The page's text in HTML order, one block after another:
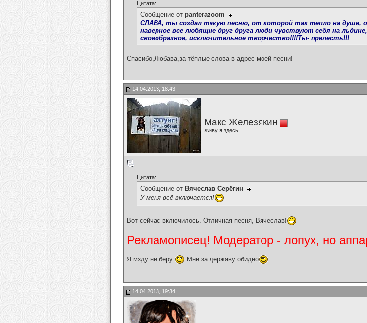
Цитата:
Сообщение от panterazoom
СЛАВА, ты создал такую песню, от которой так тепло на душе,
наверное все любящие друг друга люди чувствуют себя на
своеобразное, исключительное творчество!!!!Ты- прелесть!!!
Спасибо,Любава,за тёплые слова в адрес моей песни!
14.04.2013, 18:43
Макс Железякин
Живу я здесь
Цитата:
Сообщение от Вячеслав Серёгин
У меня всё включается!
Вот сейчас включилось. Отличная песня, Вячеслав!
Рекламописец! Модератор - лопух, но
Я мзду не беру Мне за державу обидно
14.04.2013, 19:34